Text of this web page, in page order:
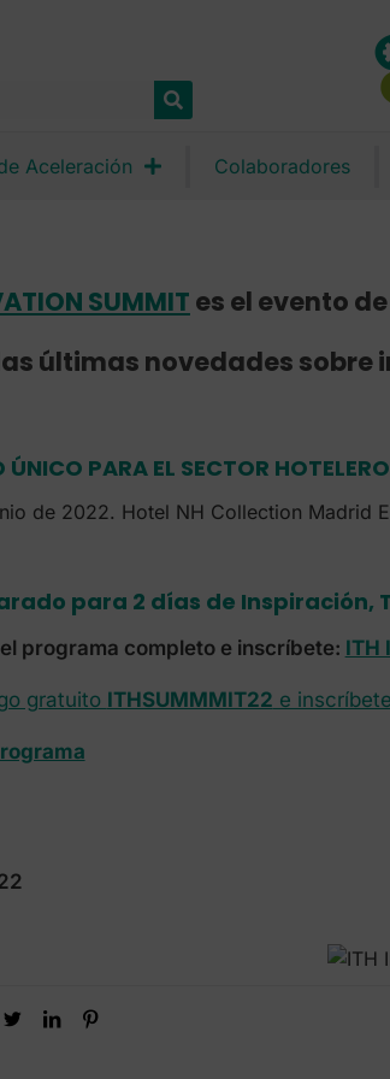
Aceleración Colaboradores
SUMMIT es el evento
últimas novedades
ÚNICO PARA EL SECTOR
de 2022. Hotel NH Collection Madrid
para 2 días de Inspiración,
programa completo e inscríbete: ITH
gratuito ITHSUMMMIT22 e